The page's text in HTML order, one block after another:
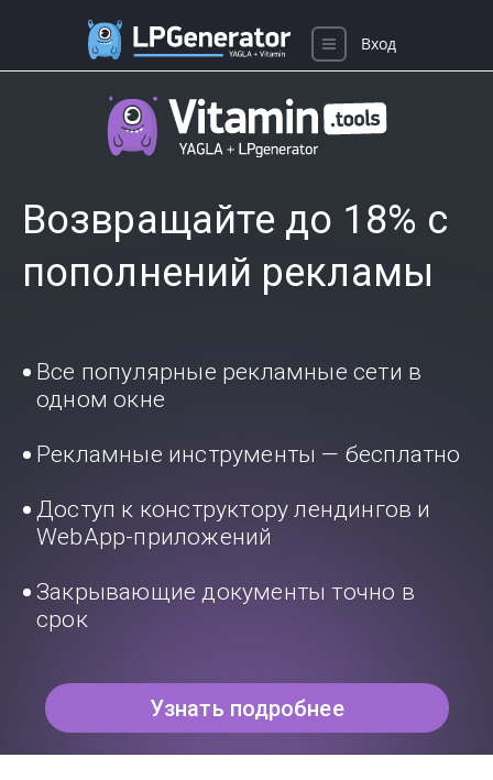
Возвращайте до 18% с
пополнений рекламы
Все популярные рекламные сети в
одном окне
Рекламные инструменты — бесплатно
Доступ к конструктору лендингов и
WebApp-приложений
Закрывающие документы точно в
срок
Узнать подробнее
Вход